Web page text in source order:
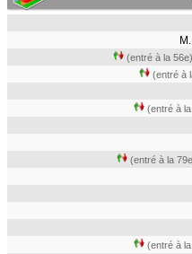
(entré à la 56e)
(entré à
(entré à
(entré à la
(entré à